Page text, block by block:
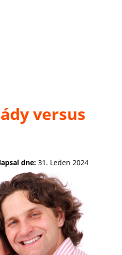
versus
dne: 31. Leden 2024